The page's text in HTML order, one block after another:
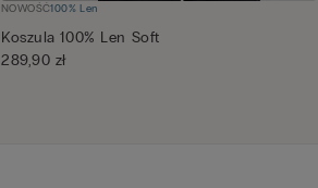
NOWOŚĆ100% Len
Koszula 100% Len Soft
289,90 zł